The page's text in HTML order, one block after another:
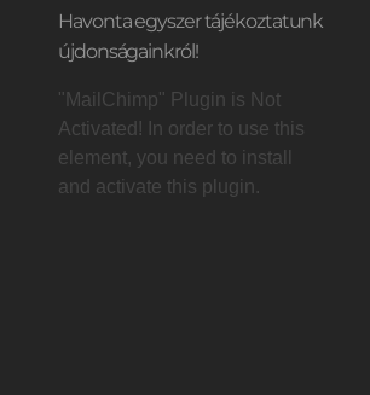
Havonta egyszer tájékoztatunk
újdonságainkról!
"MailChimp" Plugin is Not
Activated! In order to use this
element, you need to install
and activate this plugin.